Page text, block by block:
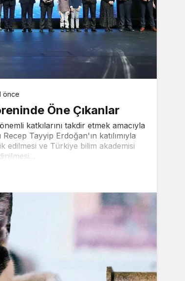
önce
Öne Çıkanlar
katkılarını takdir etmek amacıyla
Tayyip Erdoğan'ın katılımıyla
edilmesi ve Türkiye bilim akademisi